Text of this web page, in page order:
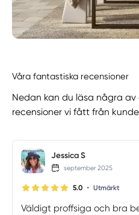
Våra fantastiska recensioner
Nedan kan du läsa några
recensioner vi fått från
Jessica S
september 2025
5.0 • Utmärkt
Väldigt proffsiga och bra